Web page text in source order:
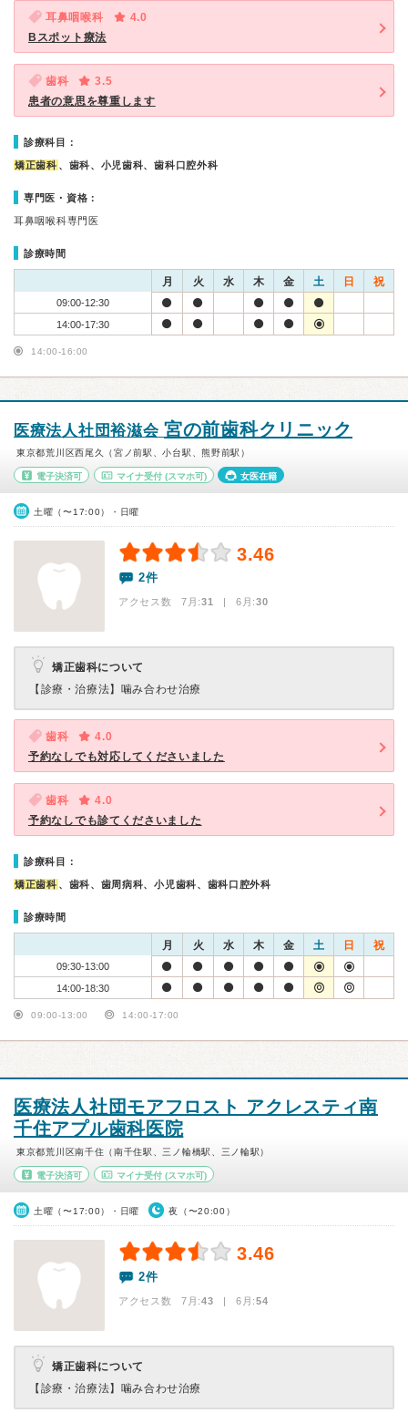
耳鼻咽喉科
4.0
Bスポット療法
歯科
3.5
患者の意思を尊重します
診療科目：
矯正歯科 、歯科、小児歯科、歯科口腔外科
専門医・資格：
耳鼻咽喉科専門医
診療時間
月 火 水 木 金 土 日 祝
09:00-12:30
14:00-17:30
14:00-16:00
医療法人社団裕滋会 宮の前歯科クリニック
東京都荒川区西尾久（宮ノ前駅、小台駅、熊野前駅）
電子決済可 マイナ受付(スマホ可) 女医在籍
土曜（〜17:00）・日曜
3.46
2件
アクセス数 7月:31 | 6月:30
矯正歯科について
【診療・治療法】 噛み合わせ治療
歯科
4.0
予約なしでも対応してくださいました
歯科
4.0
予約なしでも診てくださいました
診療科目：
矯正歯科 、歯科、歯周病科、小児歯科、歯科口腔外科
診療時間
月 火 水 木 金 土 日 祝
09:30-13:00
14:00-18:30
09:00-13:00 14:00-17:00
医療法人社団モアフロスト アクレスティ南
千住アプル歯科医院
東京都荒川区南千住（南千住駅、三ノ輪橋駅、三ノ輪駅）
電子決済可 マイナ受付(スマホ可)
土曜（〜17:00）・日曜 夜（〜20:00）
3.46
2件
アクセス数 7月:43 | 6月:54
矯正歯科について
【診療・治療法】 噛み合わせ治療